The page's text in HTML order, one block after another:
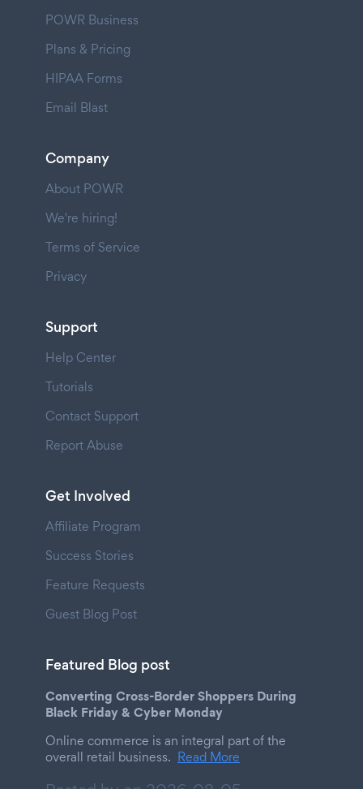
POWR Business
Plans & Pricing
HIPAA Forms
Email Blast
Company
About POWR
We're hiring!
Terms of Service
Privacy
Support
Help Center
Tutorials
Contact Support
Report Abuse
Get Involved
Affiliate Program
Success Stories
Feature Requests
Guest Blog Post
Featured Blog post
Converting Cross-Border Shoppers During
Black Friday & Cyber Monday
Online commerce is an integral part of the
overall retail business. Read More